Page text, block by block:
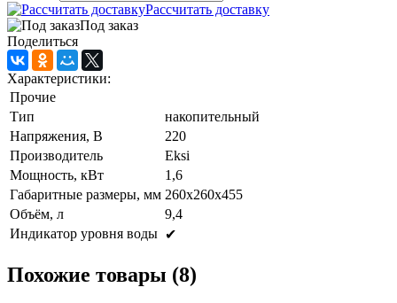
Рассчитать доставку
Под заказ
Поделиться
Характеристики:
Прочие
Тип
накопительный
Напряжения, В
220
Производитель
Eksi
Мощность, кВт
1,6
Габаритные размеры, мм 260х260х455
Объём, л
9,4
Индикатор уровня воды ✔
Похожие товары (8)